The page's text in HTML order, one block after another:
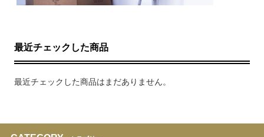
最近チェックした商品
最近チェックした商品はまだありません。